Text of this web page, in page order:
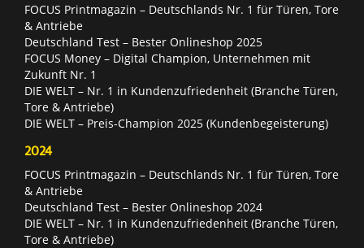
FOCUS Printmagazin – Deutschlands Nr. 1 für Türen, Tore
& Antriebe
Deutschland Test – Bester Onlineshop 2025
FOCUS Money – Digital Champion, Unternehmen mit
Zukunft Nr. 1
DIE WELT – Nr. 1 in Kundenzufriedenheit (Branche Türen,
Tore & Antriebe)
DIE WELT – Preis-Champion 2025 (Kundenbegeisterung)
2024
FOCUS Printmagazin – Deutschlands Nr. 1 für Türen, Tore
& Antriebe
Deutschland Test – Bester Onlineshop 2024
DIE WELT – Nr. 1 in Kundenzufriedenheit (Branche Türen,
Tore & Antriebe)